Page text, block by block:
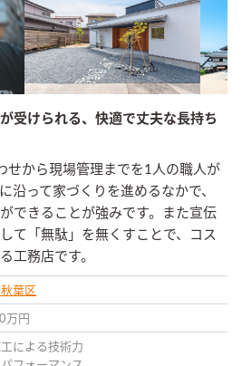
受けられる、快適で丈夫な長持ち
せから現場管理までを1人の職人が
沿って家づくりを進めるなかで、
できることが強みです。また宣伝
て「無駄」を無くすことで、コス
工務店です。
葉区
万円
工による技術力